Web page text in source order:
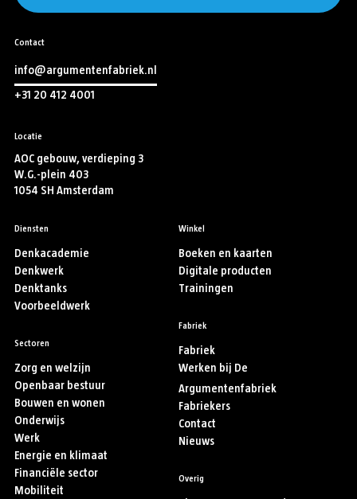
Contact
info@argumentenfabriek.nl
+31 20 412 4001
Locatie
AOC gebouw, verdieping 3
W.G.-plein 403
1054 SH Amsterdam
Diensten
Denkacademie
Denkwerk
Denktanks
Voorbeeldwerk
Sectoren
Zorg en welzijn
Openbaar bestuur
Bouwen en wonen
Onderwijs
Werk
Energie en klimaat
Financiële sector
Mobiliteit
Winkel
Boeken en kaarten
Digitale producten
Trainingen
Fabriek
Fabriek
Werken bij De
Argumentenfabriek
Fabriekers
Contact
Nieuws
Overig